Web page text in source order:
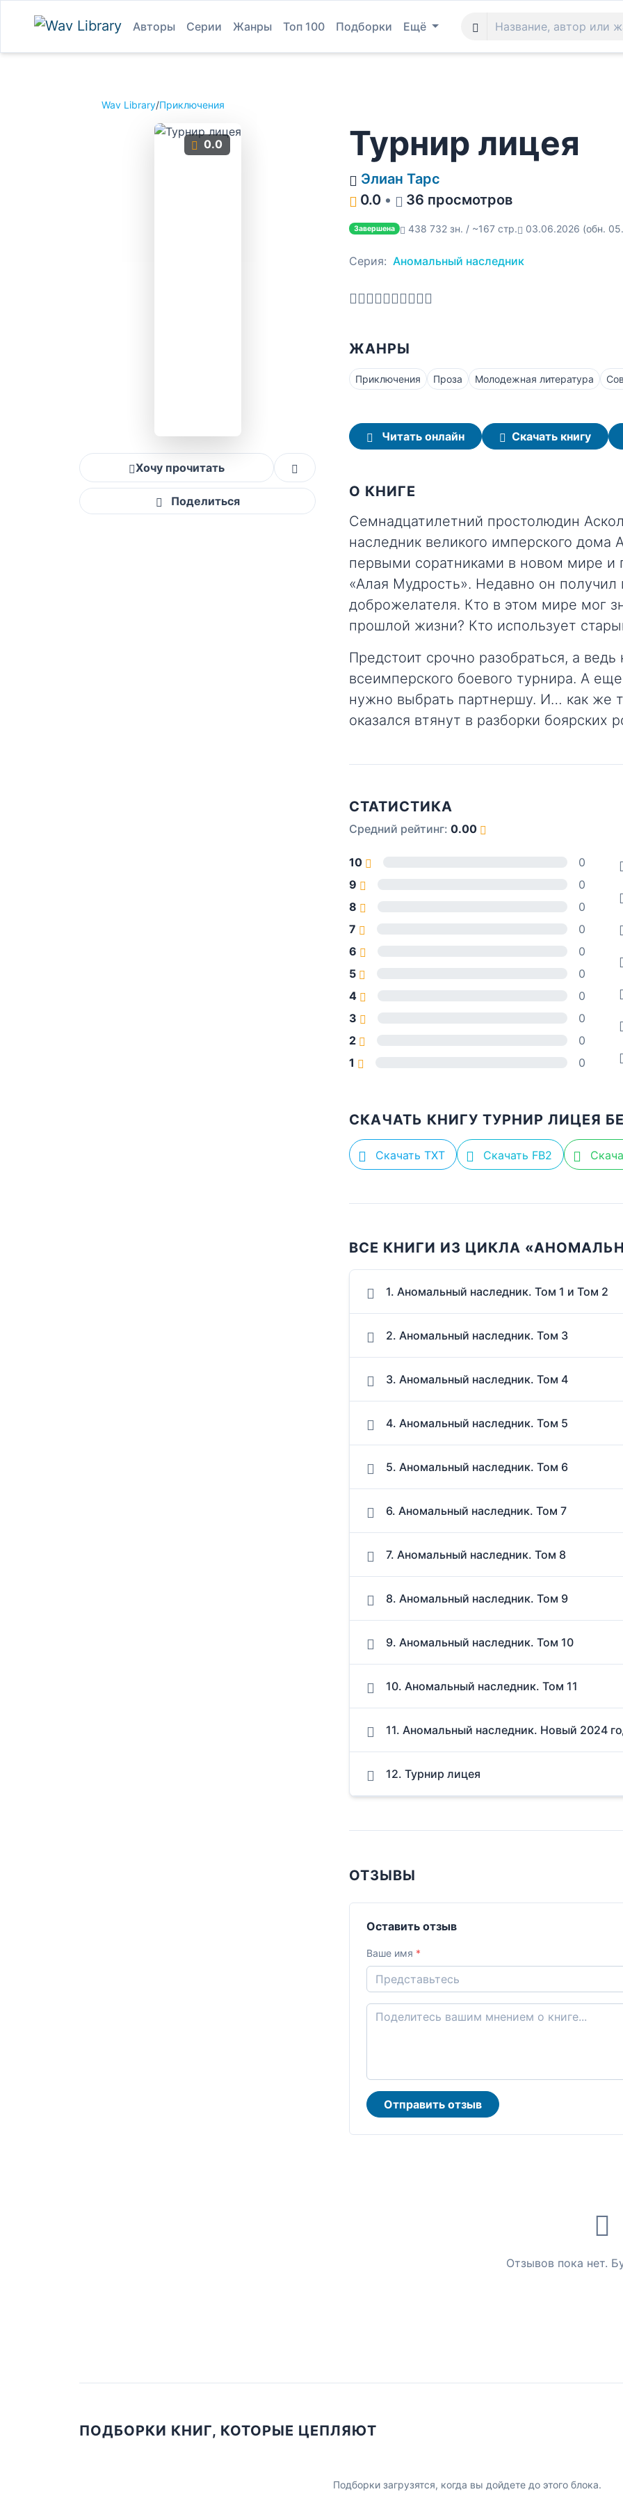
Авторы Серии Жанры Топ 100 Подборки Ещё
Wav Library/Приключения
0.0
Хочу прочитать
Поделиться
Турнир лицея
Элиан Тарс
0.0 • 36 просмотров
Завершена 438 732 зн. / ~167 стр. 03.06.2026 (обн.
Серия: Аномальный наследник
ЖАНРЫ
Приключения Проза Молодежная литература
Читать онлайн Скачать книгу
О КНИГЕ
Семнадцатилетний простолюдин
наследник великого имперского дома
первыми соратниками в новом мире и
«Алая Мудрость». Недавно он получил
доброжелателя. Кто в этом мире мог
прошлой жизни? Кто использует
Предстоит срочно разобраться, а
всеимперского боевого турнира. А
нужно выбрать партнершу. И… как же
оказался втянут в разборки боярских
СТАТИСТИКА
Средний рейтинг: 0.00
10
0
9
0
8
0
7
0
6
0
5
0
4
0
3
0
2
0
1
0
СКАЧАТЬ КНИГУ ТУРНИР ЛИЦЕЯ
Скачать TXT Скачать FB2
ВСЕ КНИГИ ИЗ ЦИКЛА
1. Аномальный наследник. Том 1 и Том 2
2. Аномальный наследник. Том 3
3. Аномальный наследник. Том 4
4. Аномальный наследник. Том 5
5. Аномальный наследник. Том 6
6. Аномальный наследник. Том 7
7. Аномальный наследник. Том 8
8. Аномальный наследник. Том 9
9. Аномальный наследник. Том 10
10. Аномальный наследник. Том 11
11. Аномальный наследник. Новый 2024
12. Турнир лицея
ОТЗЫВЫ
Оставить отзыв
Ваше имя *
Отправить отзыв
Отзывов пока нет.
ПОДБОРКИ КНИГ, КОТОРЫЕ ЦЕПЛЯЮТ
Подборки загрузятся, когда вы дойдете до этого блока.